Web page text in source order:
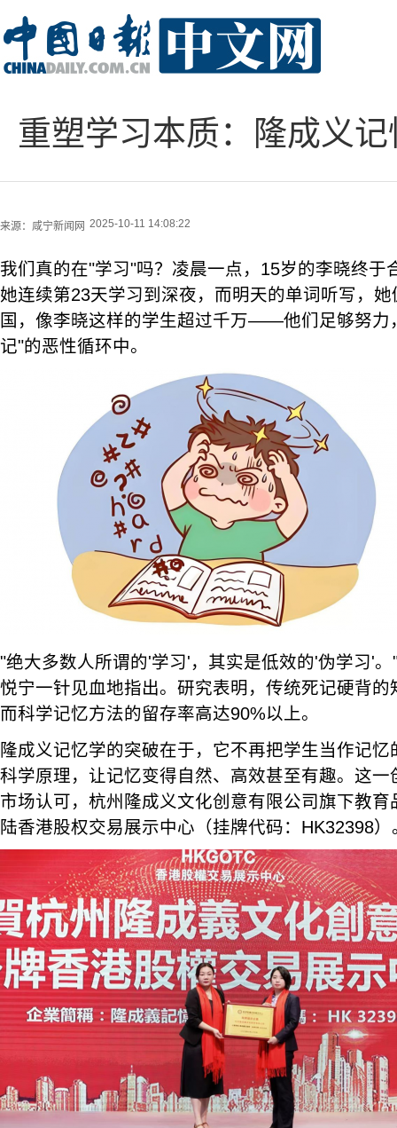
重塑学习本质：隆成义
来源： 咸宁新闻网 2025-10-11 14:08:22
我们真的在"学习"吗？凌晨一点，15岁的李晓终于
她连续第23天学习到深夜，而明天的单词听写，
国，像李晓这样的学生超过千万——他们足够努力
记"的恶性循环中。
"绝大多数人所谓的'学习'，其实是低效的'伪学习'
悦宁一针见血地指出。研究表明，传统死记硬背
而科学记忆方法的留存率高达90%以上。
隆成义记忆学的突破在于，它不再把学生当作记
科学原理，让记忆变得自然、高效甚至有趣。这
市场认可，杭州隆成义文化创意有限公司旗下教
陆香港股权交易展示中心（挂牌代码：HK32398）